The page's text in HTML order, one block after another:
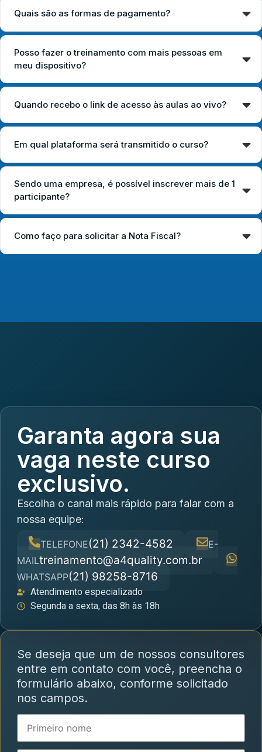
Quais são as formas de pagamento?
Posso fazer o treinamento com mais pessoas em
meu dispositivo?
Quando recebo o link de acesso às aulas ao vivo?
Em qual plataforma será transmitido o curso?
Sendo uma empresa, é possível inscrever mais de 1
participante?
Como faço para solicitar a Nota Fiscal?
Garanta agora sua
vaga neste curso
exclusivo.
Escolha o canal mais rápido para falar com a
nossa equipe:
TELEFONE(21) 2342-4582
E-
MAILtreinamento@a4quality.com.br
WHATSAPP(21) 98258-8716
Atendimento especializado
Segunda a sexta, das 8h às 18h
Se deseja que um de nossos consultores
entre em contato com você, preencha o
formulário abaixo, conforme solicitado
nos campos.